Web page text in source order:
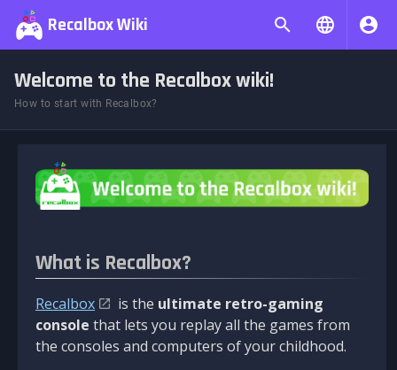
Recalbox Wiki
Welcome to the Recalbox wiki!
How to start with Recalbox?
What is Recalbox?
Recalbox is the ultimate retro-gaming
console that lets you replay all the games from
the consoles and computers of your childhood.